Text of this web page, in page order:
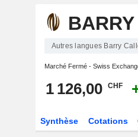
Autres langues Barry
Marché Fermé - Swiss
1 126,00 CHF
Synthèse Cotations